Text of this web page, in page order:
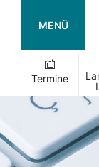
MENÜ
Termine